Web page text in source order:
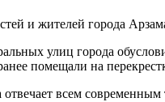
и жителей города
улиц города
помещали на
всем